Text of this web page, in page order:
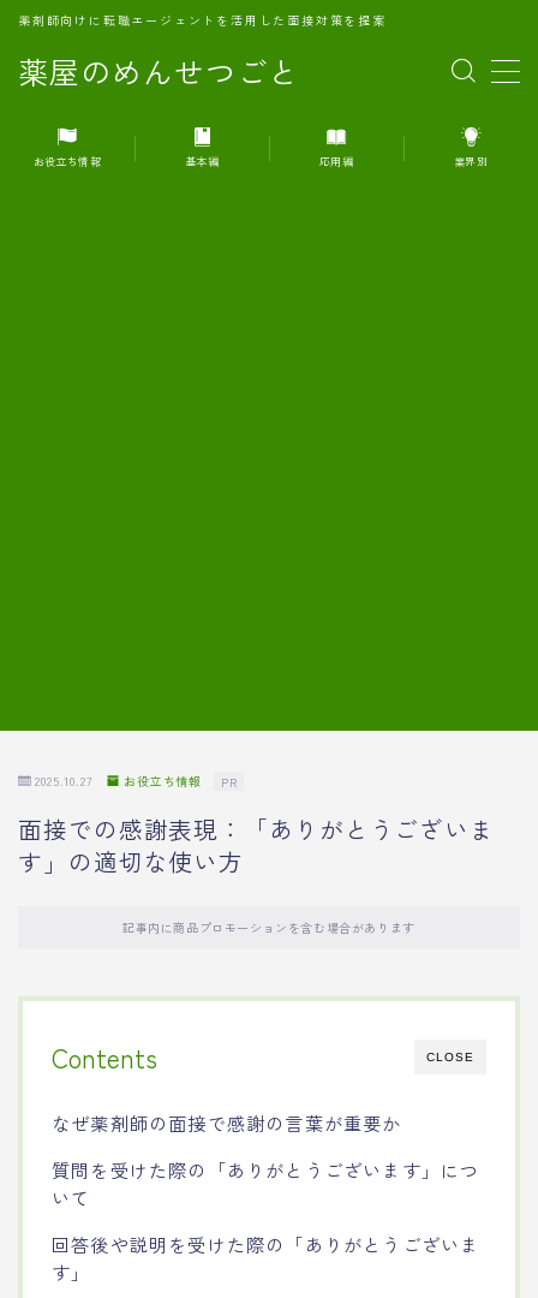
薬屋のめんせつごと
薬剤師向けに転職エージェントを活用した面接対策を提案
MENU
1.転職エージェントとは何か？
お役立ち情報 基本編 応用編 業界別
2025.10.27 お役立ち情報 PR
面接での感謝表現：「ありがとうございま
す」の適切な使い方
記事内に商品プロモーションを含む場合があります
CLOSE
Contents
なぜ薬剤師の面接で感謝の言葉が重要か
質問を受けた際の「ありがとうございます」につ
いて
回答後や説明を受けた際の「ありがとうございま
す」